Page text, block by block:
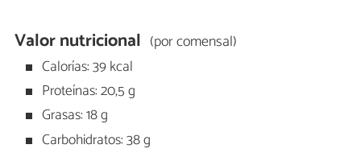
Valor nutricional (por comensal)
Calorías: 39 kcal
Proteínas: 20,5 g
Grasas: 18 g
Carbohidratos: 38 g